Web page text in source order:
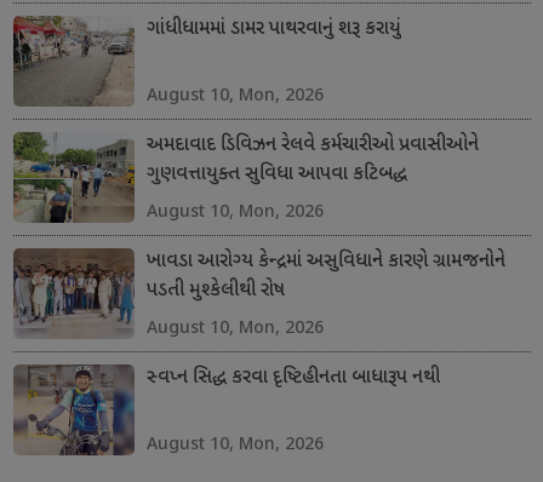
ગાંધીધામમાં ડામર પાથરવાનું શરૂ કરાયું
August 10, Mon, 2026
અમદાવાદ ડિવિઝન રેલવે કર્મચારીઓ પ્રવાસીઓને
ગુણવત્તાયુક્ત સુવિધા આપવા કટિબદ્ધ
August 10, Mon, 2026
ખાવડા આરોગ્ય કેન્દ્રમાં અસુવિધાને કારણે ગ્રામજનોને
પડતી મુશ્કેલીથી રોષ
August 10, Mon, 2026
સ્વપ્ન સિદ્ધ કરવા દૃષ્ટિહીનતા બાધારૂપ નથી
August 10, Mon, 2026